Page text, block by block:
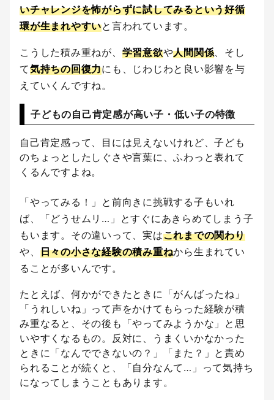
いチャレンジを怖がらずに試してみるという好循
環が生まれやすいと言われています。
こうした積み重ねが、 学習意欲や人間関係、そし
て気持ちの回復力にも、じわじわと良い影響を与
えていくんですね。
子どもの自己肯定感が高い子・低い子の特徴
自己肯定感って、目には見えないけれど、子ども
のちょっとしたしぐさや言葉に、ふわっと表れて
くるんですよね。
「やってみる！」と前向きに挑戦する子もいれ
ば、「どうせムリ…」とすぐにあきらめてしまう子
もいます。その違いって、実はこれまでの関わり
や、 日々の小さな経験の積み重ねから生まれてい
ることが多いんです。
たとえば、何かができたときに「がんばったね」
「うれしいね」って声をかけてもらった経験が積
み重なると、その後も「やってみようかな」と思
いやすくなるもの。反対に、うまくいかなかった
ときに「なんでできないの？」「また？」と責め
られることが続くと、「自分なんて…」って気持ち
になってしまうこともあります。